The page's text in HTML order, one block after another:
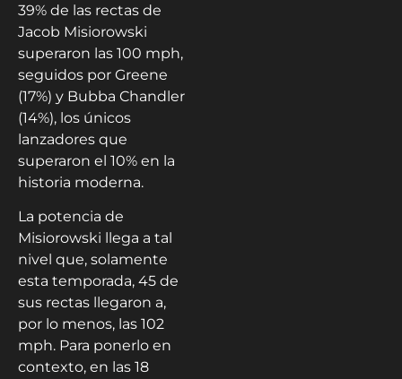
39% de las rectas de
Jacob Misiorowski
superaron las 100 mph,
seguidos por Greene
(17%) y Bubba Chandler
(14%), los únicos
lanzadores que
superaron el 10% en la
historia moderna.
La potencia de
Misiorowski llega a tal
nivel que, solamente
esta temporada, 45 de
sus rectas llegaron a,
por lo menos, las 102
mph. Para ponerlo en
contexto, en las 18